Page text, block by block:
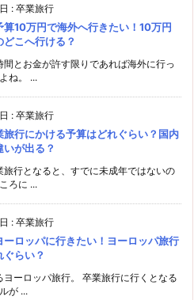
: 卒業旅行
算10万円で海外へ行きたい！10万円
こへ行ける？
間とお金が許す限りであれば海外に行っ
ね。 ...
: 卒業旅行
旅行にかける予算はどれぐらい？国内
いが出る？
旅行となると、すでに未成年ではないの
ろに ...
: 卒業旅行
ーロッパに行きたい！ヨーロッパ旅行
らい？
ヨーロッパ旅行。 卒業旅行に行くとなる
が ...